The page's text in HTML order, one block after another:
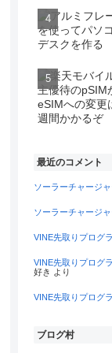
最近のコメント
ソーラーチャージ
ソーラーチャージ
VINE先取りプログ
VINE先取りプログ
好き より
VINE先取りプログ
ブログ村